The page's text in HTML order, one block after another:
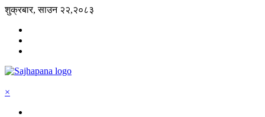
शुक्रबार, साउन २२,२०८३
×